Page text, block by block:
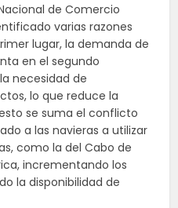
de Comercio
varias razones
lugar, la demanda de
en el segundo
necesidad de
lo que reduce la
se suma el conflicto
a las navieras a utilizar
como la del Cabo de
incrementando los
la disponibilidad de